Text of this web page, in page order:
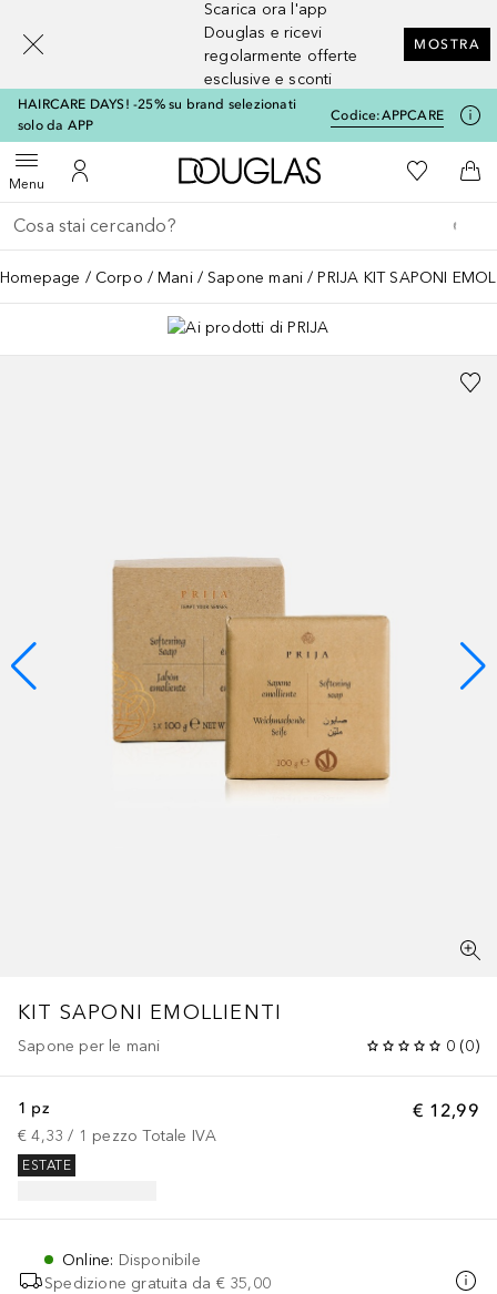
Scarica ora l'app
Douglas e ricevi
regolarmente offerte
esclusive e sconti
MOSTRA
HAIRCARE DAYS! -25% su brand selezionati
solo da APP
Codice:APPCARE
MenuApri menuAl Mio Account
A Douglas HomeAlla Mia
Al
Torna indietro
Esegui ricerca
Homepage Corpo Mani Sapone mani PRIJA KIT SAPONI
KIT SAPONI EMOLLIENTI
Sapone per le mani 0 (0)
€ 12,99
1 pz
€ 4,33 / 1 pezzo Totale IVA
ESTATE
Online: Disponibile
Spedizione gratuita da € 35,00
[navigation.slideout.screenreader]